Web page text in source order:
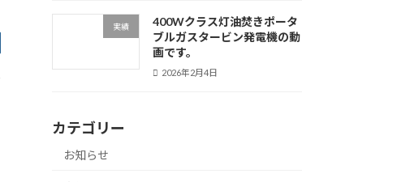
実績
400Wクラス灯油焚きポータ
ブルガスタービン発電機の動
画です。
2026年2月4日
カテゴリー
お知らせ